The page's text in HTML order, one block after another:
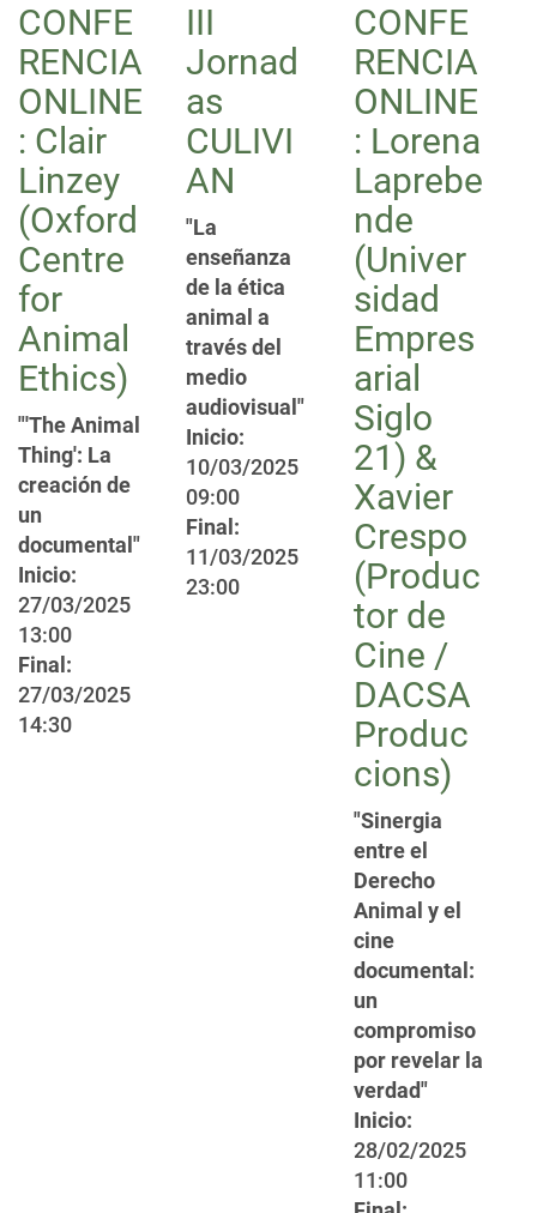
CONFE
RENCIA
ONLINE
: Clair
Linzey
(Oxford
Centre
for
Animal
Ethics)
"'The Animal
Thing': La
creación de
un
documental"
Inicio:
27/03/2025
13:00
Final:
27/03/2025
14:30
III
Jornad
as
CULIVI
AN
"La
enseñanza
de la ética
animal a
través del
medio
audiovisual"
Inicio:
10/03/2025
09:00
Final:
11/03/2025
23:00
CONFE
RENCIA
ONLINE
: Lorena
Laprebe
nde
(Univer
sidad
Empres
arial
Siglo
21) &
Xavier
Crespo
(Produc
tor de
Cine /
DACSA
Produc
cions)
"Sinergia
entre el
Derecho
Animal y el
cine
documental:
un
compromiso
por revelar la
verdad"
Inicio:
28/02/2025
11:00